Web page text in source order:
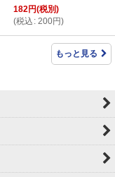
182円(税別)
(税込 : 200円)
もっと見る